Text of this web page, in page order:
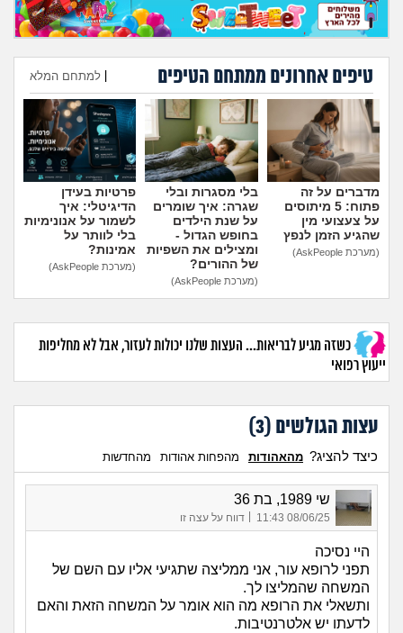
מה שעובר עליי
שומרים על הגוף
פיננסי וכלכלה
בין הסדינים
חיות מחמד
יוקר המחיה
טיפים אחרונים ממתחם הטיפים למתחם המלא
הוספת טיפ
מדברים על זה
פתוח: 5 מיתוסים
על צעצועי מין
שהגיע הזמן לנפץ
(מערכת AskPeople)
בלי מסגרות ובלי
שגרה: איך שומרים
על שנת הילדים
בחופש הגדול -
ומצילים את השפיות
של ההורים?
(מערכת AskPeople)
פרטיות בעידן
הדיגיטלי: איך
לשמור על אנונימיות
בלי לוותר על
אמינות?
(מערכת AskPeople)
כשזה מגיע לבריאות... העצות שלנו יכולות לעזור, אבל לא מחליפות
ייעוץ רפואי
עצות הגולשים (3
)
כיצד להציג? מהאהודות מהפחות אהודות מהחדשות
שי 1989, בת 36
08/06/25 11:43 דווח על עצה זו
היי נסיכה
תפני לרופא עור, אני ממליצה שתגיעי אליו עם השם של
המשחה שהמליצו לך.
ותשאלי את הרופא מה הוא אומר על המשחה הזאת והאם
לדעתו יש אלטרנטיבות.